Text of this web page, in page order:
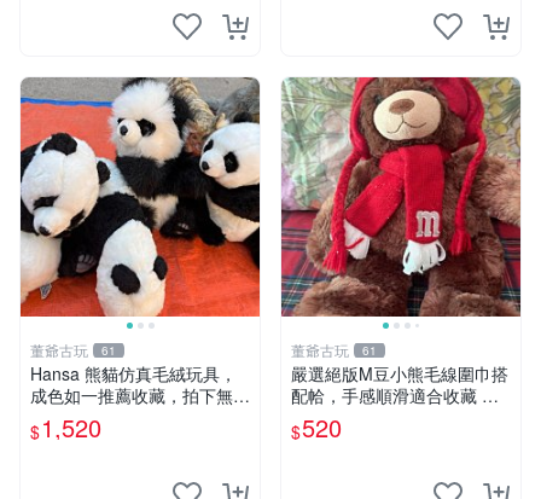
董爺古玩 61
Hansa 熊貓仿真毛絨玩具，
成色如一推薦收藏，拍下無疑
心 熊貓 毛絨玩具 收藏
$1,520
董爺古玩 61
嚴選絕版M豆小熊毛線圍巾搭
配帢，手感順滑適合收藏 絕
版M豆小熊、圍巾、毛線帢
經典好搭
$520